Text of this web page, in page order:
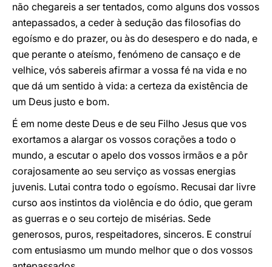
não chegareis a ser tentados, como alguns dos vossos
antepassados, a ceder à sedução das filosofias do
egoísmo e do prazer, ou às do desespero e do nada, e
que perante o ateísmo, fenómeno de cansaço e de
velhice, vós sabereis afirmar a vossa fé na vida e no
que dá um sentido à vida: a certeza da existência de
um Deus justo e bom.
É em nome deste Deus e de seu Filho Jesus que vos
exortamos a alargar os vossos corações a todo o
mundo, a escutar o apelo dos vossos irmãos e a pôr
corajosamente ao seu serviço as vossas energias
juvenis. Lutai contra todo o egoísmo. Recusai dar livre
curso aos instintos da violência e do ódio, que geram
as guerras e o seu cortejo de misérias. Sede
generosos, puros, respeitadores, sinceros. E construí
com entusiasmo um mundo melhor que o dos vossos